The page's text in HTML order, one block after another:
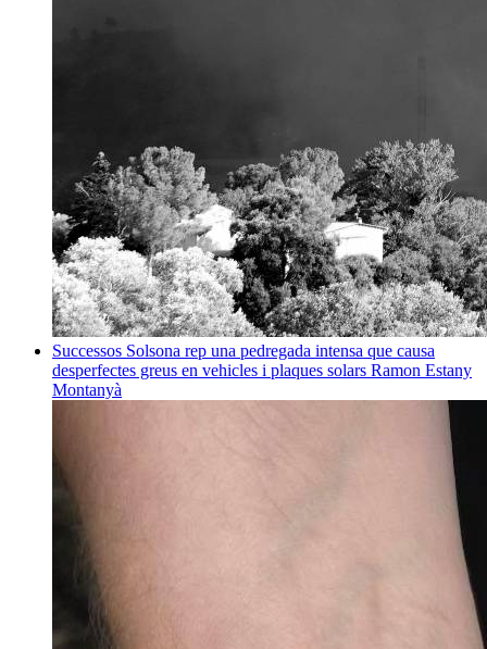
Successos Solsona rep una pedregada intensa que causa
desperfectes greus en vehicles i plaques solars Ramon Estany
Montanyà